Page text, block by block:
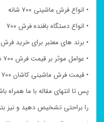
• انواع فرش ماشینی ۷۰۰ شانه
• انواع دستگاه بافنده فرش ۷۰۰
• برند های معتبر برای خرید فرش ۷۰۰ شانه
• عوامل موثر بر قیمت فرش ۷۰۰ شانه
• قیمت فرش ماشینی کاشان ۷۰۰ شانه